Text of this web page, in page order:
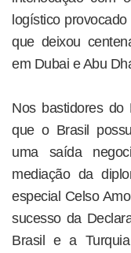
logístico
que deixou
em Dubai e Abu
Nos bastidores do
que o Brasil
uma saída
mediação da
especial Celso
sucesso da
Brasil e a